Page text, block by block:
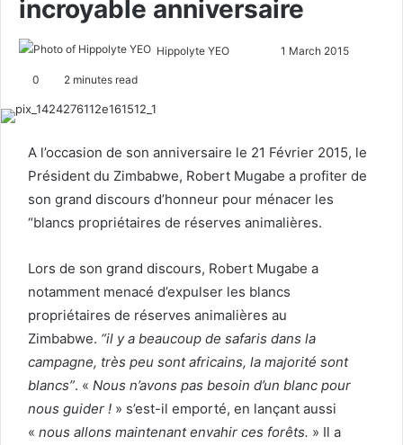
incroyable anniversaire
Hippolyte YEO
w
o
n
X
n
e
m
a
l
1 March 2015
0 2 minutes read
A l’occasion de son anniversaire le 21 Février 2015, le
Président du Zimbabwe, Robert Mugabe a profiter de
son grand discours d’honneur pour ménacer les
“blancs propriétaires de réserves animalières.
Lors de son grand discours, Robert Mugabe a
notamment menacé d’expulser les blancs
propriétaires de réserves animalières au
Zimbabwe. “il y a beaucoup de safaris dans la
campagne, très peu sont africains, la majorité sont
blancs”. « Nous n’avons pas besoin d’un blanc pour
nous guider ! » s’est-il emporté, en lançant aussi
« nous allons maintenant envahir ces forêts. » Il a